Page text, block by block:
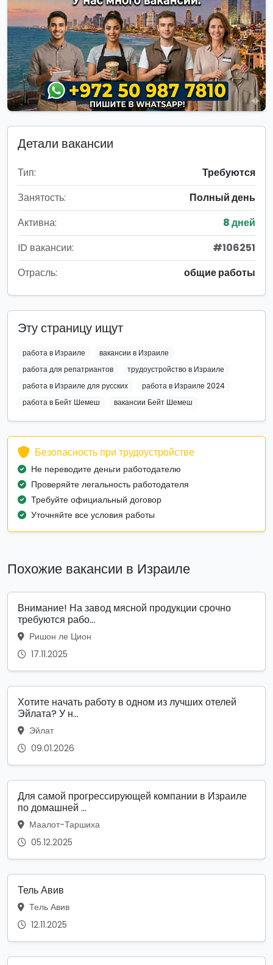
Детали вакансии
Тип:
Требуются
Занятость:
Полный день
Активна:
8 дней
ID вакансии:
#106251
Отрасль:
общие работы
Эту страницу ищут
работа в Израиле
вакансии в Израиле
работа для репатриантов
трудоустройство в Израиле
работа в Израиле для русских
работа в Израиле 2024
работа в Бейт Шемеш
вакансии Бейт Шемеш
Безопасность при трудоустройстве
Не переводите деньги работодателю
Проверяйте легальность работодателя
Требуйте официальный договор
Уточняйте все условия работы
Похожие вакансии в Израиле
Внимание! На завод мясной продукции срочно
требуются рабо...
Ришон ле Цион
17.11.2025
Хотите начать работу в одном из лучших отелей
Эйлата? У н...
Эйлат
09.01.2026
Для самой прогрессирующей компании в Израиле
по домашней ...
Маалот-Таршиха
05.12.2025
Тель Авив
Тель Авив
12.11.2025